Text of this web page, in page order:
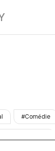
#Comédie